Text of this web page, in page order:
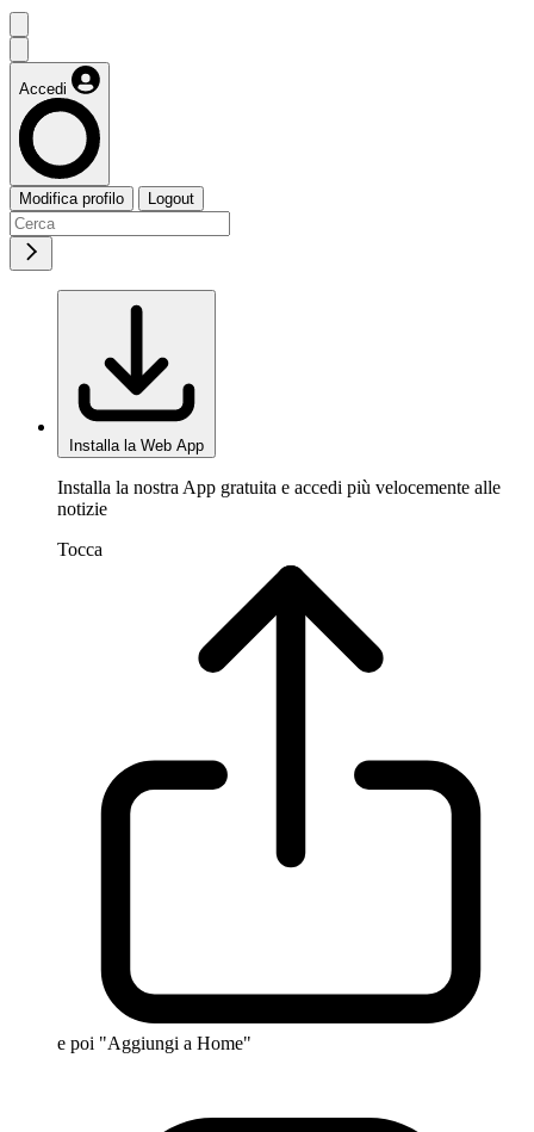
Accedi
Modifica profilo Logout
Installa la Web App
Installa la nostra App gratuita e accedi più velocemente alle
notizie
Tocca
e poi "Aggiungi a Home"